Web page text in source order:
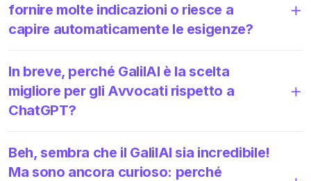
fornire molte indicazioni o riesce a
capire automaticamente le esigenze?
In breve, perché GalilAI è la scelta
migliore per gli Avvocati rispetto a
ChatGPT?
Beh, sembra che il GalilAI sia incredibile!
Ma sono ancora curioso: perché